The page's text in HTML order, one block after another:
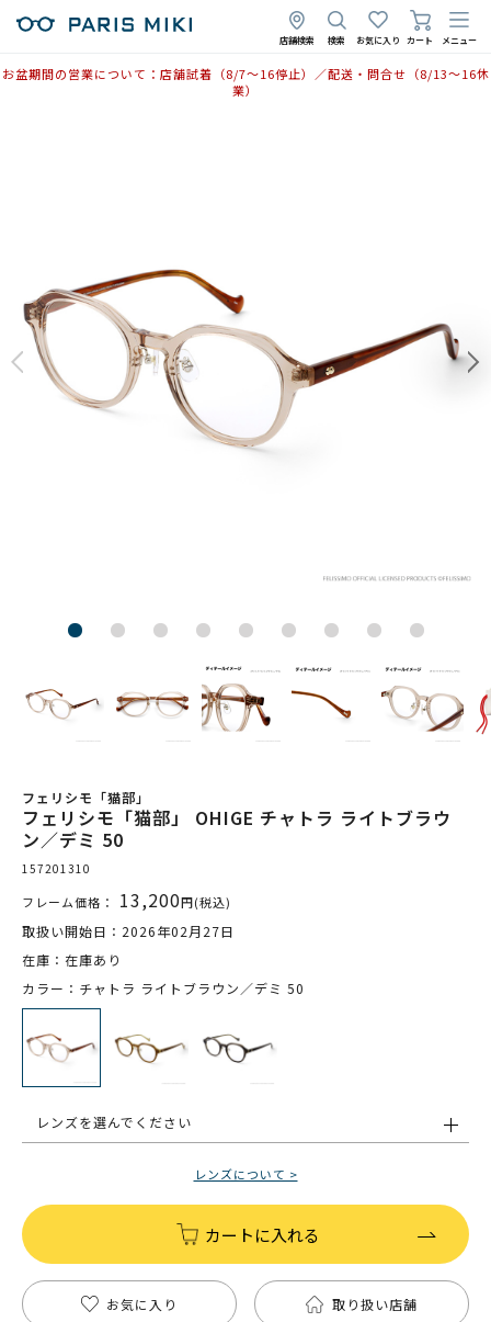
店舗検索 検索 お気に入り カート メニュー
お盆期間の営業について：店舗試着（8/7〜16停止）／配送・問合せ（8/13〜16休
業）
フェリシモ「猫部」
フェリシモ「猫部」 OHIGE チャトラ ライトブラウ
ン／デミ 50
157201310
フレーム価格： 13,200円(税込)
取扱い開始日：2026年02月27日
在庫：在庫あり
カラー：チャトラ ライトブラウン／デミ 50
レンズを選んでください
レンズについて >
カートに入れる
お気に入り 取り扱い店舗